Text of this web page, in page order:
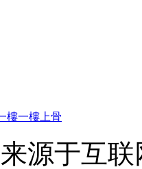
樓一樓上骨
源于互